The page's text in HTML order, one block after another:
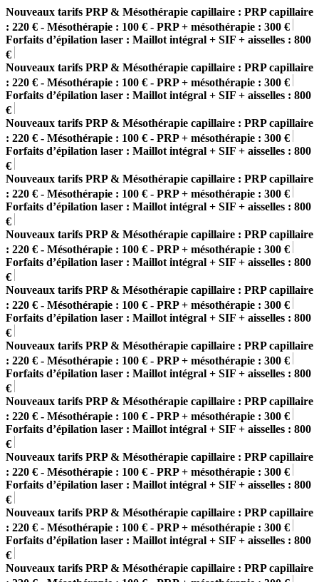
Nouveaux tarifs PRP & Mésothérapie capillaire : PRP capillaire
: 220 € - Mésothérapie : 100 € - PRP + mésothérapie : 300 €
Forfaits d’épilation laser : Maillot intégral + SIF + aisselles : 800
€
Nouveaux tarifs PRP & Mésothérapie capillaire : PRP capillaire
: 220 € - Mésothérapie : 100 € - PRP + mésothérapie : 300 €
Forfaits d’épilation laser : Maillot intégral + SIF + aisselles : 800
€
Nouveaux tarifs PRP & Mésothérapie capillaire : PRP capillaire
: 220 € - Mésothérapie : 100 € - PRP + mésothérapie : 300 €
Forfaits d’épilation laser : Maillot intégral + SIF + aisselles : 800
€
Nouveaux tarifs PRP & Mésothérapie capillaire : PRP capillaire
: 220 € - Mésothérapie : 100 € - PRP + mésothérapie : 300 €
Forfaits d’épilation laser : Maillot intégral + SIF + aisselles : 800
€
Nouveaux tarifs PRP & Mésothérapie capillaire : PRP capillaire
: 220 € - Mésothérapie : 100 € - PRP + mésothérapie : 300 €
Forfaits d’épilation laser : Maillot intégral + SIF + aisselles : 800
€
Nouveaux tarifs PRP & Mésothérapie capillaire : PRP capillaire
: 220 € - Mésothérapie : 100 € - PRP + mésothérapie : 300 €
Forfaits d’épilation laser : Maillot intégral + SIF + aisselles : 800
€
Nouveaux tarifs PRP & Mésothérapie capillaire : PRP capillaire
: 220 € - Mésothérapie : 100 € - PRP + mésothérapie : 300 €
Forfaits d’épilation laser : Maillot intégral + SIF + aisselles : 800
€
Nouveaux tarifs PRP & Mésothérapie capillaire : PRP capillaire
: 220 € - Mésothérapie : 100 € - PRP + mésothérapie : 300 €
Forfaits d’épilation laser : Maillot intégral + SIF + aisselles : 800
€
Nouveaux tarifs PRP & Mésothérapie capillaire : PRP capillaire
: 220 € - Mésothérapie : 100 € - PRP + mésothérapie : 300 €
Forfaits d’épilation laser : Maillot intégral + SIF + aisselles : 800
€
Nouveaux tarifs PRP & Mésothérapie capillaire : PRP capillaire
: 220 € - Mésothérapie : 100 € - PRP + mésothérapie : 300 €
Forfaits d’épilation laser : Maillot intégral + SIF + aisselles : 800
€
Nouveaux tarifs PRP & Mésothérapie capillaire : PRP capillaire